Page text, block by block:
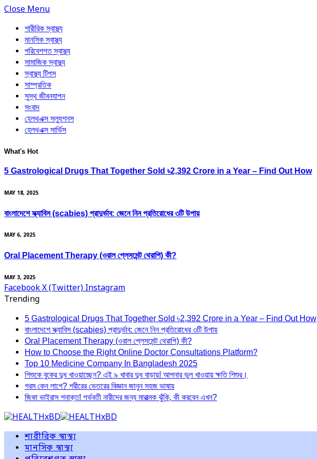
Close Menu
শারীরিক স্বাস্থ্য
মানসিক স্বাস্থ্য
পরিবেশগত স্বাস্থ্য
সামাজিক স্বাস্থ্য
স্বাস্থ্য টিপস
সাম্প্রতিক
সুস্থ জীবনযাপন
সংবাদ
হেলথএক্স সল্যুশনস
হেলথএক্স সার্ভিস
What's Hot
5 Gastrological Drugs That Together Sold ৳2,392 Crore in a Year – Find Out How
MAY 18, 2025
বাংলাদেশে স্ক্যাবিস (scabies) প্রাদুর্ভাব: জেনে নিন প্রতিরোধের ৩টি উপায়
MAY 6, 2025
Oral Placement Therapy (ওরাল প্লেসমেন্ট থেরাপি) কী?
MAY 3, 2025
FacebookX (Twitter)Instagram
Trending
5 Gastrological Drugs That Together Sold ৳2,392 Crore in a Year – Find Out How
বাংলাদেশে স্ক্যাবিস (scabies) প্রাদুর্ভাব: জেনে নিন প্রতিরোধের ৩টি উপায়
Oral Placement Therapy (ওরাল প্লেসমেন্ট থেরাপি) কী?
How to Choose the Right Online Doctor Consultations Platform?
Top 10 Medicine Company In Bangladesh 2025
শিশুকে বুকের দুধ খাওয়াচ্ছেন? এই ৯ খাবার দুধ বাড়ায়! আপনার ভুল খাওয়ায় ক্ষতি শিশুর।
গরম কেন লাগে? শরীরের ভেতরের বিজ্ঞান জানুন সহজ ভাষায়
জিকা ভাইরাস শনাক্ত! গর্ভবতী নারীদের জন্য মারাত্মক ঝুঁকি, কী করবেন এখন?
শারীরিক স্বাস্থ্য
মানসিক স্বাস্থ্য